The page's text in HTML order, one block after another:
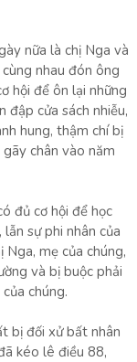
nữa là chị Nga và
nhau đón ông
hội để ôn lại những
đập cửa sách nhiễu,
hung, thậm chí bị
chân vào năm
đủ cơ hội để học
sự phi nhân của
mẹ của chúng,
và bị buộc phải
chúng.
bị đối xử bất nhân
kéo lê điều 88,